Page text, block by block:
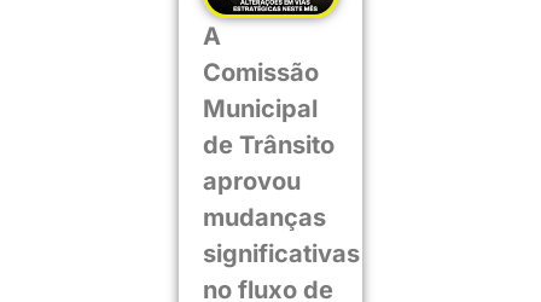
A
Comissão
Municipal
de Trânsito
aprovou
mudanças
significativas
no fluxo de